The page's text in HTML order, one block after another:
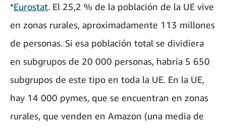
*Eurostat. El 25,2 % de la población de la UE vive
en zonas rurales, aproximadamente 113 millones
de personas. Si esa población total se dividiera
en subgrupos de 20 000 personas, habría 5 650
subgrupos de este tipo en toda la UE. En la UE,
hay 14 000 pymes, que se encuentran en zonas
rurales, que venden en Amazon (una media de